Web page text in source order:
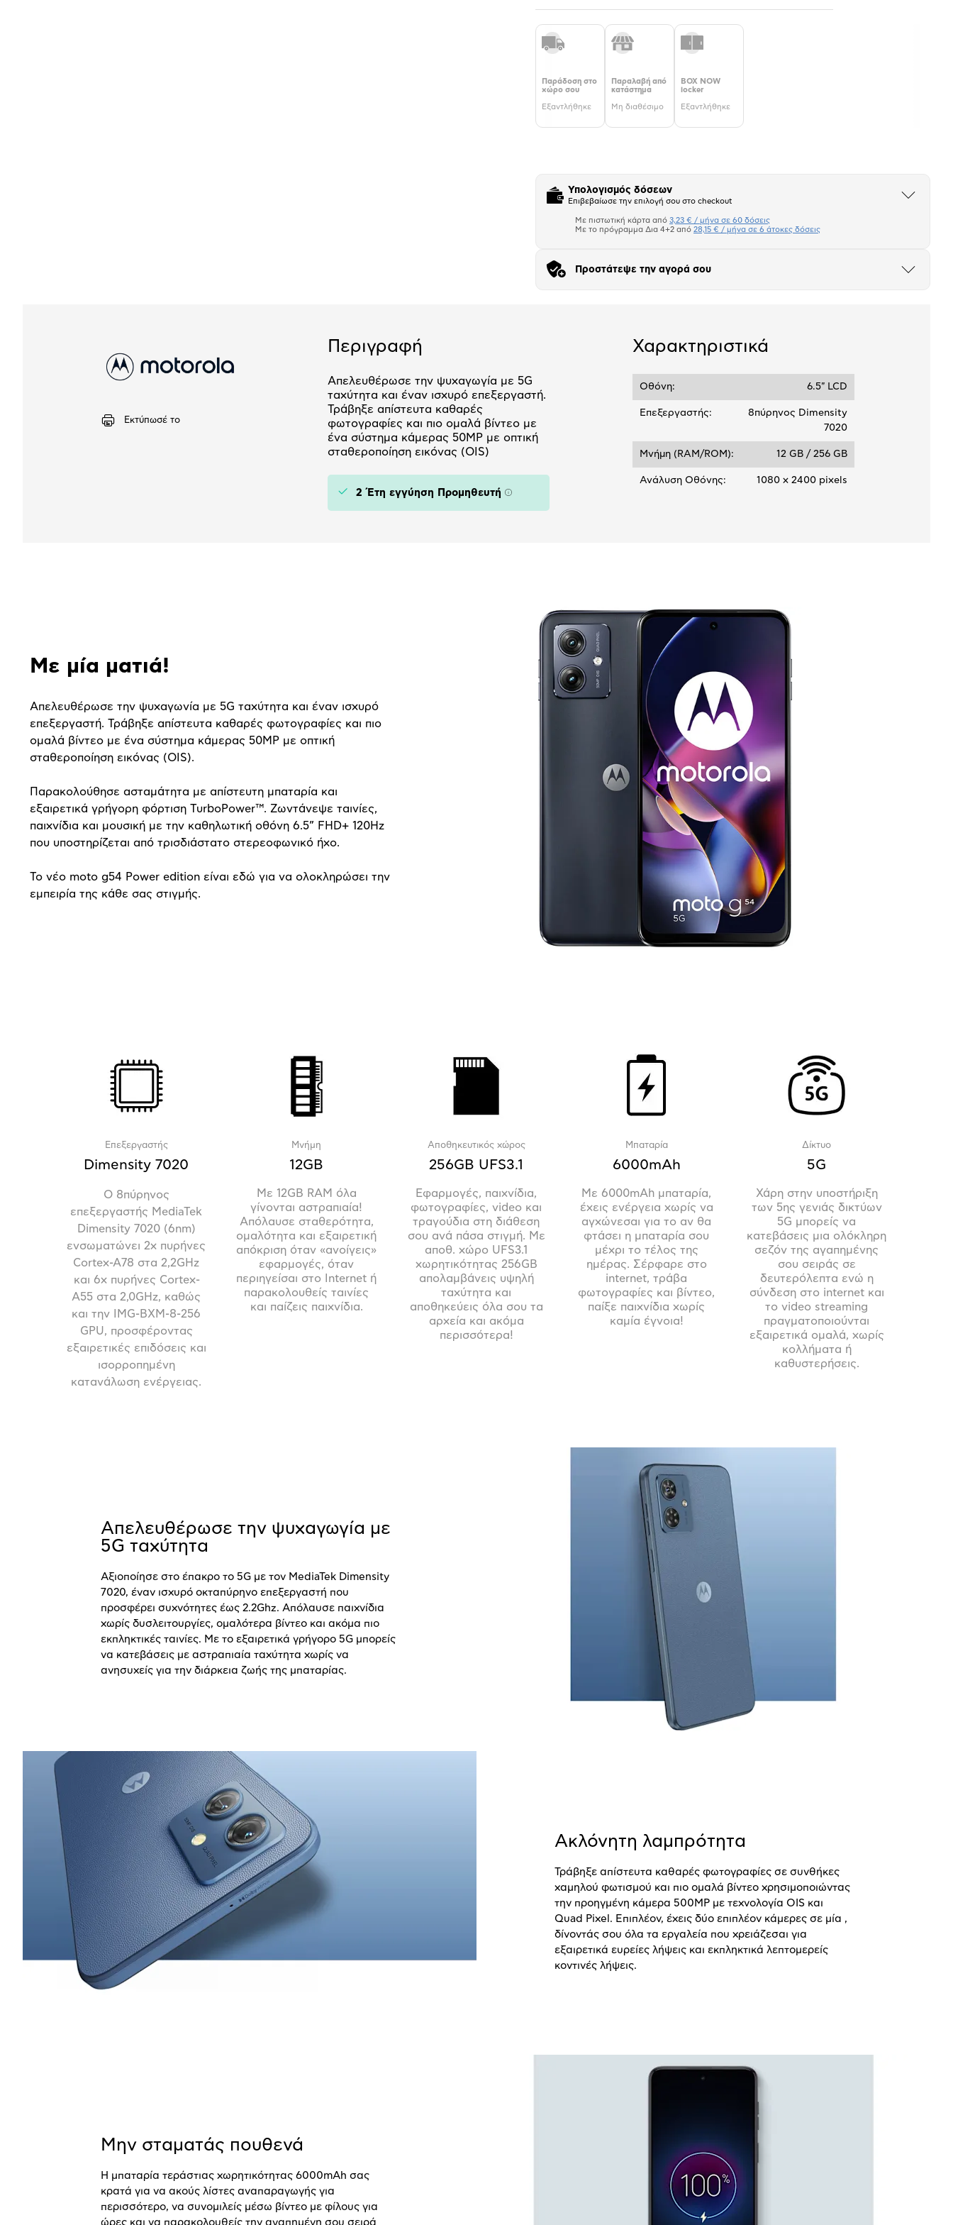
Παράδοση στο
χώρο σου
Εξαντλήθηκε
Παραλαβή από
κατάστημα
Μη διαθέσιμο
BOX NOW
locker
Εξαντλήθηκε
Υπολογισμός δόσεων
Επιβεβαίωσε την επιλογή σου στο checkout
Άνοιξε
Πιστωτική κάρτα
Με πιστωτική κάρτα από 3,23 € / μήνα σε 60 δόσεις
Με το πρόγραμμα Δια 4+2 από 28,15 € / μήνα σε 6 άτοκες δόσεις
Προστάτεψε την αγορά σου
Άνοιξε
Εκτύπωσέ το
Περιγραφή
Απελευθέρωσε την ψυχαγωγία με 5G
ταχύτητα και έναν ισχυρό επεξεργαστή.
Τράβηξε απίστευτα καθαρές
φωτογραφίες και πιο ομαλά βίντεο με
ένα σύστημα κάμερας 50MP με οπτική
σταθεροποίηση εικόνας (OIS)
2 Έτη εγγύηση Προμηθευτή Πληροφορίες
Χαρακτηριστικά
Οθόνη: 6.5" LCD
Επεξεργαστής:
8πύρηνος Dimensity
7020
Μνήμη (RAM/ROM): 12 GB / 256 GB
Ανάλυση Οθόνης: 1080 x 2400 pixels
Με μία ματιά!
Απελευθέρωσε την ψυχαγωνία με 5G ταχύτητα και έναν ισχυρό
επεξεργαστή. Τράβηξε απίστευτα καθαρές φωτογραφίες και πιο
ομαλά βίντεο με ένα σύστημα κάμερας 50MP με οπτική
σταθεροποίηση εικόνας (OIS).
Παρακολούθησε ασταμάτητα με απίστευτη μπαταρία και
εξαιρετικά γρήγορη φόρτιση TurboPower™. Ζωντάνεψε ταινίες,
παιχνίδια και μουσική με την καθηλωτική οθόνη 6.5” FHD+ 120Hz
που υποστηρίζεται από τρισδιάστατο στερεοφωνικό ήχο.
Το νέο moto g54 Power edition είναι εδώ για να ολοκληρώσει την
εμπειρία της κάθε σας στιγμής.
Επεξεργαστής
Dimensity 7020
O8πύρηνος
επεξεργαστής MediaTek
Dimensity7020 (6nm)
ενσωματώνει 2x πυρήνες
Cortex-A78 στα 2,2GHz
και 6xπυρήνες Cortex-
A55 στα 2,0GHz, καθώς
και την
IMG-BXM -8-256
GPU, προσφέροντας
εξαιρετικές επιδόσεις και
ισορροπημένη
κατανάλωση ενέργειας.
Μνήμη
12GB
Με 12GB RAM όλα
γίνονται αστραπιαία!
Απόλαυσε σταθερότητα,
ομαλότητα και εξαιρετική
απόκριση όταν «ανοίγεις»
εφαρμογές, όταν
περιηγείσαι στο Internet ή
παρακολουθείς ταινίες
και παίζεις παιχνίδια.
Αποθηκευτικός χώρος
256GB UFS3.1
Εφαρμογές, παιχνίδια,
φωτογραφίες, video και
τραγούδια στη διάθεση
σου ανά πάσα στιγμή. Με
αποθ. χώρο UFS3.1
χωρητικότητας 256GB
απολαμβάνεις υψηλή
ταχύτητα και
αποθηκεύεις όλα σου τα
αρχεία και ακόμα
περισσότερα!
Μπαταρία
6000mAh
Με 6000mAh μπαταρία,
έχεις ενέργεια χωρίς να
αγχώνεσαι για το αν θα
φτάσει η μπαταρία σου
μέχρι το τέλος της
ημέρας. Σέρφαρε στο
internet, τράβα
φωτογραφίες και βίντεο,
παίξε παιχνίδια χωρίς
καμία έγνοια!
Δίκτυο
5G
Χάρη στην υποστήριξη
των 5ης γενιάς δικτύων
5G μπορείς να
κατεβάσεις μια ολόκληρη
σεζόν της αγαπημένης
σου σειράς σε
δευτερόλεπτα ενώ η
σύνδεση στο internet και
το video streaming
πραγματοποιούνται
εξαιρετικά ομαλά, χωρίς
κολλήματα ή
καθυστερήσεις.
Απελευθέρωσε την ψυχαγωγία με
5G ταχύτητα
Αξιοποίησε στο έπακρο το 5G με τον MediaTek Dimensity
7020, έναν ισχυρό οκταπύρηνο επεξεργαστή που
προσφέρει συχνότητες έως 2.2Ghz. Απόλαυσε παιχνίδια
χωρίς δυσλειτουργίες, ομαλότερα βίντεο και ακόμα πιο
εκπληκτικές ταινίες. Με το εξαιρετικά γρήγορο 5G μπορείς
να κατεβάσεις με αστραπιαία ταχύτητα χωρίς να
ανησυχείς για την διάρκεια ζωής της μπαταρίας.
Ακλόνητη λαμπρότητα
Τράβηξε απίστευτα καθαρές φωτογραφίες σε συνθήκες
χαμηλού φωτισμού και πιο ομαλά βίντεο χρησιμοποιώντας
την προηγμένη κάμερα 500 MP με τεχνολογία OIS και
Quad Pixel . Επιπλέον, έχεις δύο επιπλέον κάμερες σε μία ,
δίνοντάς σου όλα τα εργαλεία που χρειάζεσαι για
εξαιρετικά ευρείες λήψεις και εκπληκτικά λεπτομερείς
κοντινές λήψεις.
Μην σταματάς πουθενά
Η μπαταρία τεράστιας χωρητικότητας 6000mAh σας
κρατά για να ακούς λίστες αναπαραγωγής για
περισσότερο, να συνομιλείς μέσω βίντεο με φίλους για
ώρες και να παρακολουθείς την αγαπημένη σου σειρά